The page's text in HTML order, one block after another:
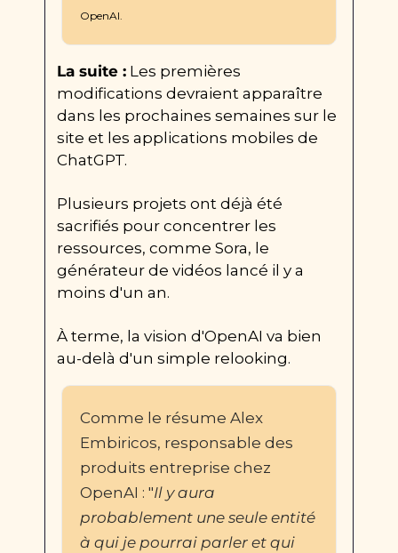
OpenAI.
La suite : Les premières
modifications devraient apparaître
dans les prochaines semaines sur le
site et les applications mobiles de
ChatGPT.
Plusieurs projets ont déjà été
sacrifiés pour concentrer les
ressources, comme Sora, le
générateur de vidéos lancé il y a
moins d'un an.
À terme, la vision d'OpenAI va bien
au-delà d'un simple relooking.
Comme le résume Alex
Embiricos, responsable des
produits entreprise chez
OpenAI : "Il y aura
probablement une seule entité
à qui je pourrai parler et qui